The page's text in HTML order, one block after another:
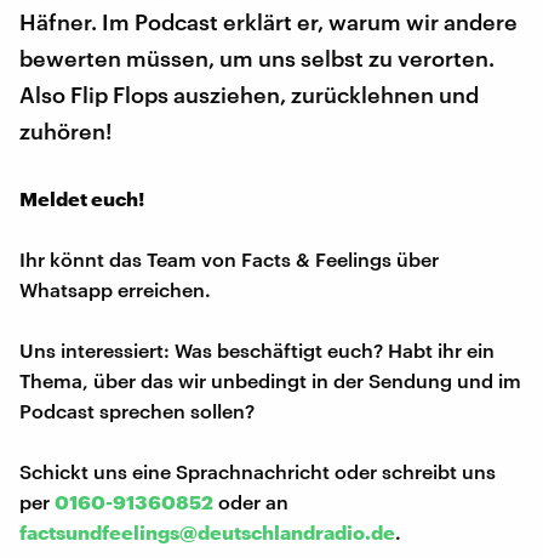
Häfner. Im Podcast erklärt er, warum wir andere
bewerten müssen, um uns selbst zu verorten.
Also Flip Flops ausziehen, zurücklehnen und
zuhören!
Meldet euch!
Ihr könnt das Team von Facts & Feelings über
Whatsapp erreichen.
Uns interessiert: Was beschäftigt euch? Habt ihr ein
Thema, über das wir unbedingt in der Sendung und im
Podcast sprechen sollen?
Schickt uns eine Sprachnachricht oder schreibt uns
per 0160-91360852 oder an
factsundfeelings@deutschlandradio.de.